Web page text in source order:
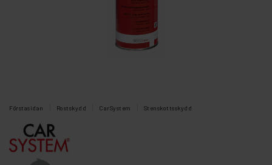
Förstasidan Rostskydd CarSystem Stenskottsskydd